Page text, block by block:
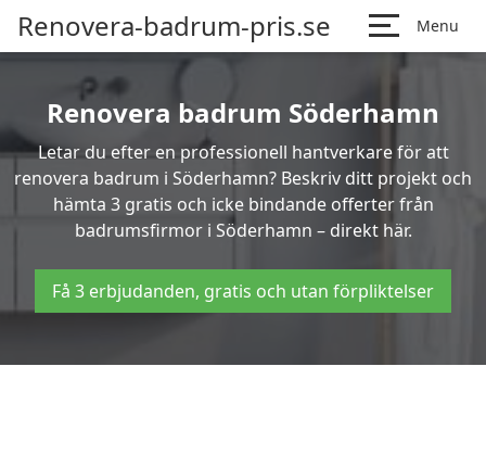
Renovera-badrum-pris.se Menu
Renovera badrum Söderhamn
Letar du efter en professionell hantverkare för att
renovera badrum i Söderhamn? Beskriv ditt projekt och
hämta 3 gratis och icke bindande offerter från
badrumsfirmor i Söderhamn – direkt här.
Få 3 erbjudanden, gratis och utan förpliktelser